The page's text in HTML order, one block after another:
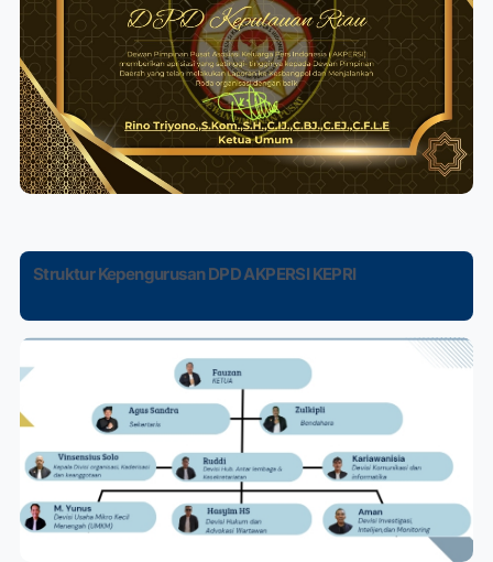
Struktur Kepengurusan DPD AKPERSI KEPRI